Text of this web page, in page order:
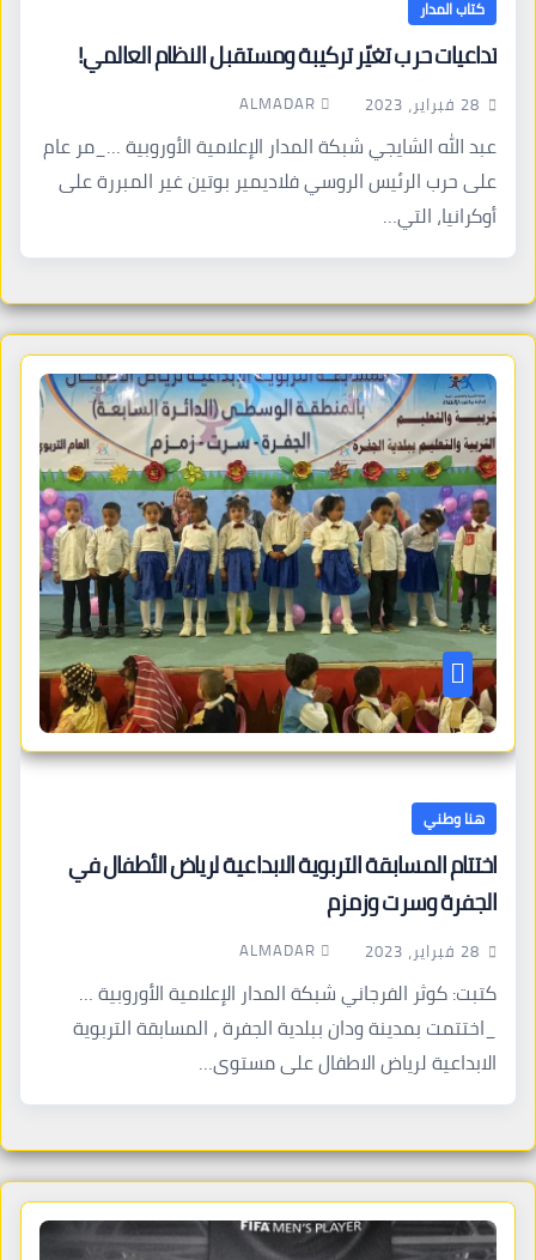
كتاب المدار
تداعيات حرب تغيّر تركيبة ومستقبل النظام العالمي!
28 فبراير، 2023 ALMADAR
عبد الله الشايجي شبكة المدار الإعلامية الأوروبية …_مر عام
على حرب الرئيس الروسي فلاديمير بوتين غير المبررة على
أوكرانيا، التي…
هنا وطني
اختتام المسابقة التربوية الابداعية لرياض الأطفال في
الجفرة وسرت وزمزم
28 فبراير، 2023 ALMADAR
كتبت: كوثر الفرجاني شبكة المدار الإعلامية الأوروبية …
_اختتمت بمدينة ودان ببلدية الجفرة ، المسابقة التربوية
الابداعية لرياض الاطفال على مستوى…